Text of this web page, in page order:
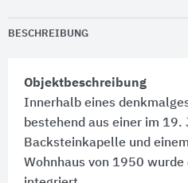
BESCHREIBUNG
Objektbeschreibung
Innerhalb eines
bestehend aus einer im
Backsteinkapelle und
Wohnhaus von 1950 wurde